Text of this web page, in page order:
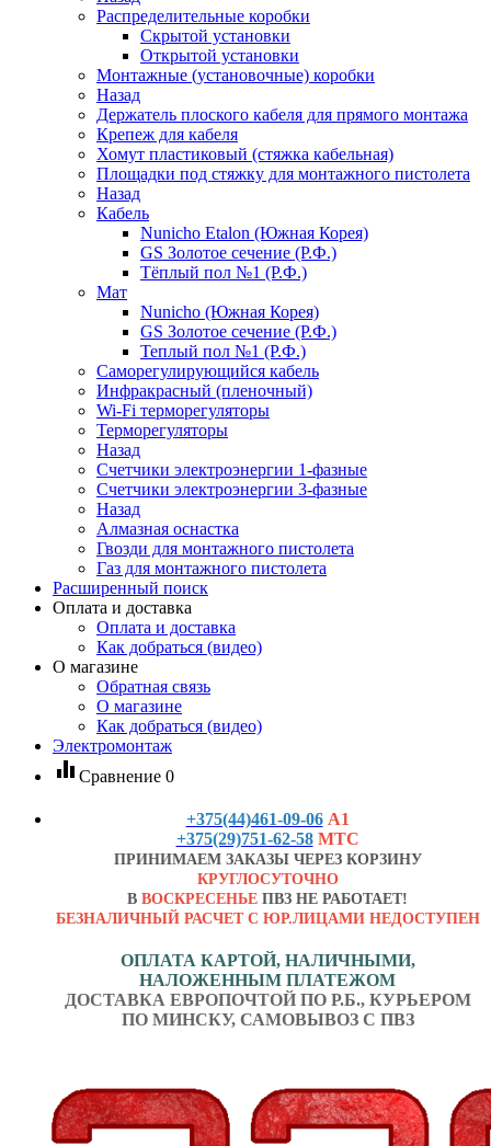
Распределительные коробки
Скрытой установки
Открытой установки
Монтажные (установочные) коробки
Назад
Держатель плоского кабеля для прямого монтажа
Крепеж для кабеля
Хомут пластиковый (стяжка кабельная)
Площадки под стяжку для монтажного пистолета
Назад
Кабель
Nunicho Etalon (Южная Корея)
GS Золотое сечение (Р.Ф.)
Тёплый пол №1 (Р.Ф.)
Мат
Nunicho (Южная Корея)
GS Золотое сечение (Р.Ф.)
Теплый пол №1 (Р.Ф.)
Саморегулирующийся кабель
Инфракрасный (пленочный)
Wi-Fi терморегуляторы
Терморегуляторы
Назад
Счетчики электроэнергии 1-фазные
Счетчики электроэнергии 3-фазные
Назад
Алмазная оснастка
Гвозди для монтажного пистолета
Газ для монтажного пистолета
Расширенный поиск
Оплата и доставка
Оплата и доставка
Как добраться (видео)
О магазине
Обратная связь
О магазине
Как добраться (видео)
Электромонтаж
equalizer Сравнение 0
+375(44)461-09-06 А1
+375(29)751-62-58 МТС
ПРИНИМАЕМ ЗАКАЗЫ ЧЕРЕЗ КОРЗИНУ
КРУГЛОСУТОЧНО
В ВОСКРЕСЕНЬЕ ПВЗ НЕ РАБОТАЕТ!
БЕЗНАЛИЧНЫЙ РАСЧЕТ С ЮР.ЛИЦАМИ НЕДОСТУПЕН
ОПЛАТА КАРТОЙ, НАЛИЧНЫМИ,
НАЛОЖЕННЫМ ПЛАТЕЖОМ
ДОСТАВКА ЕВРОПОЧТОЙ ПО Р.Б., КУРЬЕРОМ
ПО МИНСКУ, САМОВЫВОЗ С ПВЗ